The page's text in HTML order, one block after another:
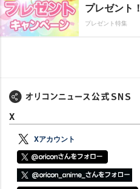
プレゼント！
プレゼント特集
X
Xアカウント